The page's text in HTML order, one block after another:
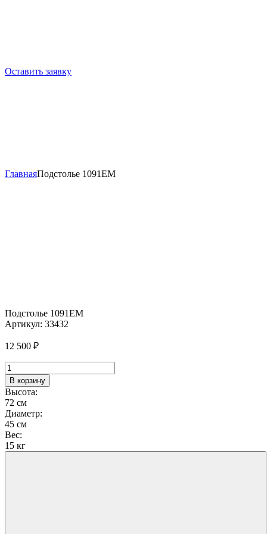
Оставить заявку
ГлавнаяПодстолье 1091EM
Подстолье 1091EM
Артикул: 33432
12 500 ₽
Количество
товара
Подстолье
1091EM
В корзину
Высота:
72 см
Диаметр:
45 см
Вес:
15 кг